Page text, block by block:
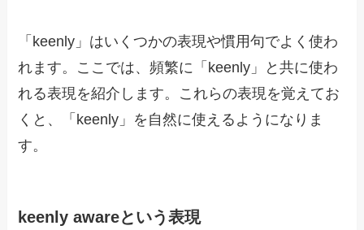
「keenly」はいくつかの表現や慣用句でよく使わ
れます。ここでは、頻繁に「keenly」と共に使わ
れる表現を紹介します。これらの表現を覚えてお
くと、「keenly」を自然に使えるようになりま
す。
keenly awareという表現